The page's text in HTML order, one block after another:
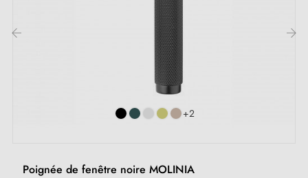
Retrouvez l'ensemble de nospoignées de fenêtres
sur notre boutique Milla poignées
+2
Poignée de fenêtre noire MOLINIA